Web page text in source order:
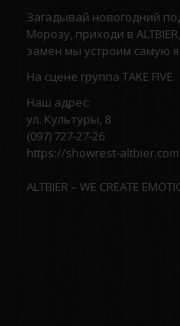
Загадывай новогодний
Морозу, приходи в
замен мы устроим самую
На сцене группа TAKE FIVE
Наш адрес:⠀
ул. Культуры, 8
(097) 727-27-26
https://showrest-
ALTBIER – WE CREATE